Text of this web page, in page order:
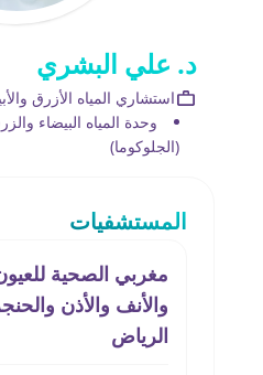
د. علي البشري
استشاري المياه الأزرق
وحدة المياه البيضاء
(الجلوكوما)
المستشفيات
مغربي الصحية
والأنف والأذن
الرياض